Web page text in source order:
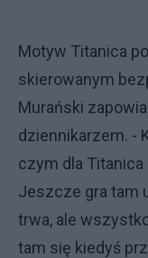
Motyw Titanica
skierowanym
Murański
dziennikarzem. -
czym dla Titanica
Jeszcze gra tam
trwa, ale
tam się kiedyś